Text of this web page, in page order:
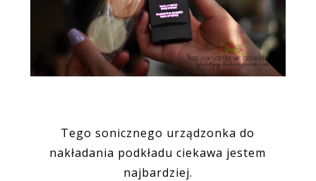
Tego sonicznego urządzonka do
nakładania podkładu ciekawa jestem
najbardziej.